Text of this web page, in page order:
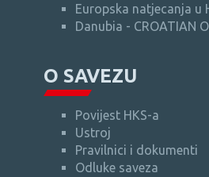
Europska natjecanja u
Danubia - CROATIAN
O SAVEZU
Povijest HKS-a
Ustroj
Pravilnici i dokumenti
Odluke saveza